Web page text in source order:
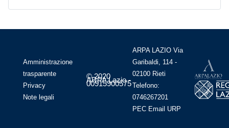
Amministrazione
trasparente
Privacy
Note legali
© 2020
ARPA Lazio -
00915900575
ARPA LAZIO Via
Garibaldi, 114 -
02100 Rieti
Telefono:
0746267201
PEC Email URP